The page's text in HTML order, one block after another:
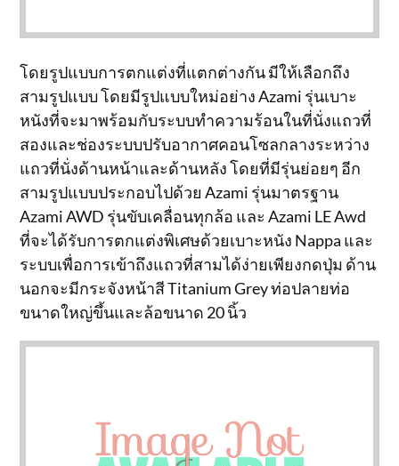
โดยรูปแบบการตกแต่งที่แตกต่างกัน มีให้เลือกถึง
สามรูปแบบ โดยมีรูปแบบใหม่อย่าง Azami รุ่นเบาะ
หนังที่จะมาพร้อมกับระบบทำความร้อนในที่นั่งแถวที่
สองและช่องระบบปรับอากาศคอนโซลกลางระหว่าง
แถวที่นั่งด้านหน้าและด้านหลัง โดยที่มีรุ่นย่อยๆ อีก
สามรูปแบบประกอบไปด้วย Azami รุ่นมาตรฐาน
Azami AWD รุ่นขับเคลื่อนทุกล้อ และ Azami LE Awd
ที่จะได้รับการตกแต่งพิเศษด้วยเบาะหนัง Nappa และ
ระบบเพื่อการเข้าถึงแถวที่สามได้ง่ายเพียงกดปุ่ม ด้าน
นอกจะมีกระจังหน้าสี Titanium Grey ท่อปลายท่อ
ขนาดใหญ่ขึ้นและล้อขนาด 20 นิ้ว